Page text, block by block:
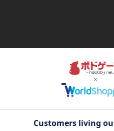
カタミノ
今までは通常サイズで遊んでいまし
たが、先日ジャイアントサイズが半